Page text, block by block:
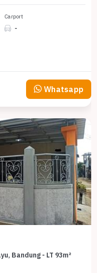
Carport
-
Whatsapp
Bandung - LT 93m²